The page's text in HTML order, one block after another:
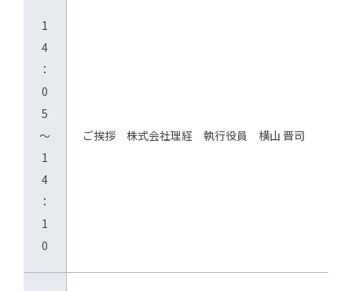
1
4
：
0
5
～
1
4
：
1
0
ご挨拶 株式会社理経 執行役員 横山 晋司